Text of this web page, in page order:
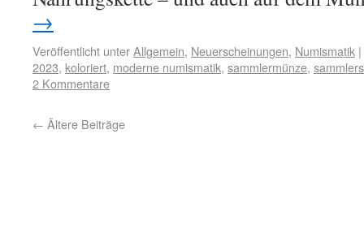
→
Veröffentlicht unterAllgemein, Neuerscheinungen, Numismatik |
2023, koloriert, moderne numismatik, sammlermünze,
2 Kommentare
← Ältere Beiträge